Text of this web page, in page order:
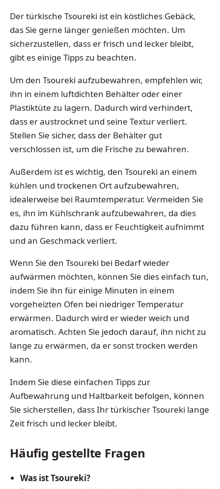
Der türkische Tsoureki ist ein köstliches Gebäck,
das Sie gerne länger genießen möchten. Um
sicherzustellen, dass er frisch und lecker bleibt,
gibt es einige Tipps zu beachten.
Um den Tsoureki aufzubewahren, empfehlen wir,
ihn in einem luftdichten Behälter oder einer
Plastiktüte zu lagern. Dadurch wird verhindert,
dass er austrocknet und seine Textur verliert.
Stellen Sie sicher, dass der Behälter gut
verschlossen ist, um die Frische zu bewahren.
Außerdem ist es wichtig, den Tsoureki an einem
kühlen und trockenen Ort aufzubewahren,
idealerweise bei Raumtemperatur. Vermeiden Sie
es, ihn im Kühlschrank aufzubewahren, da dies
dazu führen kann, dass er Feuchtigkeit aufnimmt
und an Geschmack verliert.
Wenn Sie den Tsoureki bei Bedarf wieder
aufwärmen möchten, können Sie dies einfach tun,
indem Sie ihn für einige Minuten in einem
vorgeheizten Ofen bei niedriger Temperatur
erwärmen. Dadurch wird er wieder weich und
aromatisch. Achten Sie jedoch darauf, ihn nicht zu
lange zu erwärmen, da er sonst trocken werden
kann.
Indem Sie diese einfachen Tipps zur
Aufbewahrung und Haltbarkeit befolgen, können
Sie sicherstellen, dass Ihr türkischer Tsoureki lange
Zeit frisch und lecker bleibt.
Häufig gestellte Fragen
Was ist Tsoureki?